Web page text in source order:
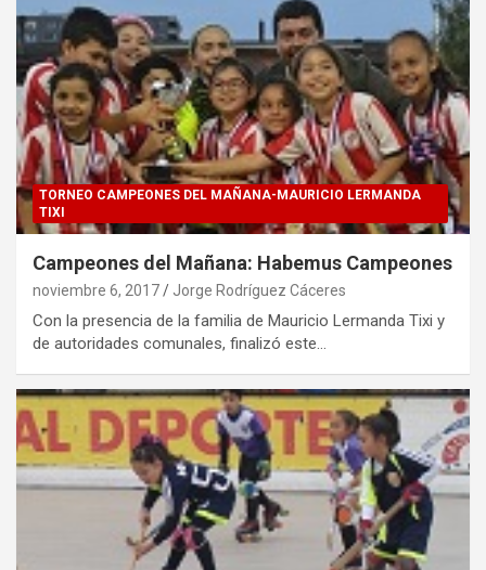
TORNEO CAMPEONES DEL MAÑANA-MAURICIO LERMANDA
TIXI
Campeones del Mañana: Habemus Campeones
noviembre 6, 2017 Jorge Rodríguez Cáceres
Con la presencia de la familia de Mauricio Lermanda Tixi y
de autoridades comunales, finalizó este…